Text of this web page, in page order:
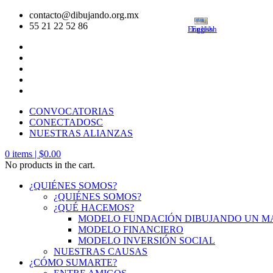
contacto@dibujando.org.mx
55 21 22 52 86
CONVOCATORIAS
CONECTADOSC
NUESTRAS ALIANZAS
0 items | $0.00
No products in the cart.
¿QUIÉNES SOMOS?
¿QUIÉNES SOMOS?
¿QUÉ HACEMOS?
MODELO FUNDACIÓN DIBUJANDO UN
MODELO FINANCIERO
MODELO INVERSIÓN SOCIAL
NUESTRAS CAUSAS
¿CÓMO SUMARTE?
English
English